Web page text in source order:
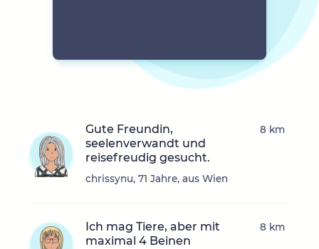
Gute Freundin,
seelenverwandt und
reisefreudig gesucht.
chrissynu, 71 Jahre, aus Wien
8 km
Ich mag Tiere, aber mit
maximal 4 Beinen
8 km